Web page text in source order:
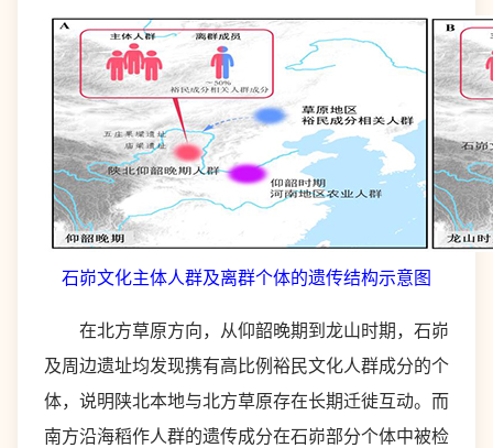
石峁文化主体人群及离群个体的遗传结构示意图
在北方草原方向，从仰韶晚期到龙山时期，石峁
及周边遗址均发现携有高比例裕民文化人群成分的个
体，说明陕北本地与北方草原存在长期迁徙互动。而
南方沿海稻作人群的遗传成分在石峁部分个体中被检